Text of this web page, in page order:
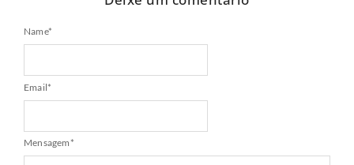
Name*
Email*